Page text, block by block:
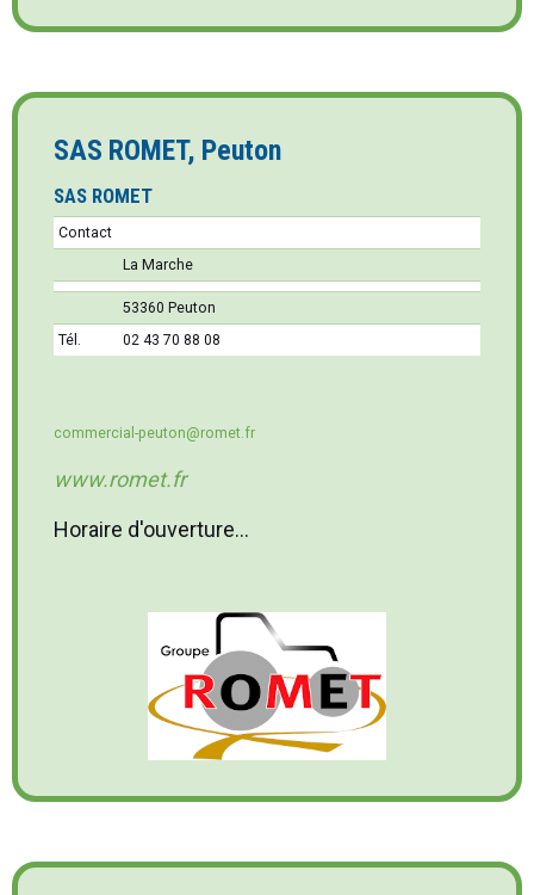
SAS ROMET, Peuton
SAS ROMET
Contact
La Marche
53360 Peuton
Tél.
02 43 70 88 08
commercial-peuton@romet.fr
www.romet.fr
Horaire d'ouverture...